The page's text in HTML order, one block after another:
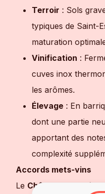
Terroir : Sols
typiques de Saint-
maturation
Vinification :
cuves inox
les arômes.
Élevage : En
dont une partie
apportant des
complexité
Accords mets-vins
Le Château La Croix